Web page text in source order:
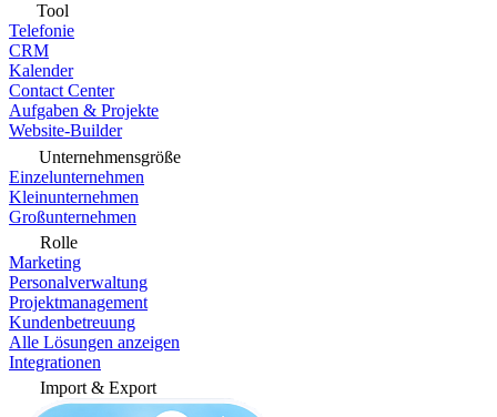
Tool
Telefonie
CRM
Kalender
Contact Center
Aufgaben & Projekte
Website-Builder
Unternehmensgröße
Einzelunternehmen
Kleinunternehmen
Großunternehmen
Rolle
Marketing
Personalverwaltung
Projektmanagement
Kundenbetreuung
Alle Lösungen anzeigen
Integrationen
Import & Export